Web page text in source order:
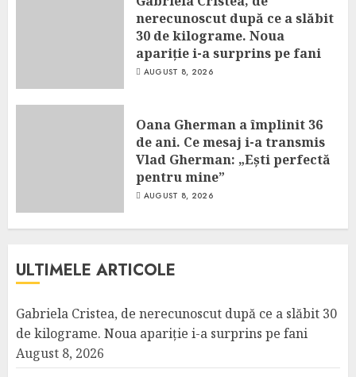
nerecunoscut după ce a slăbit
30 de kilograme. Noua
apariție i-a surprins pe fani
AUGUST 8, 2026
Oana Gherman a împlinit 36
de ani. Ce mesaj i-a transmis
Vlad Gherman: „Ești perfectă
pentru mine”
AUGUST 8, 2026
ULTIMELE ARTICOLE
Gabriela Cristea, de nerecunoscut după ce a slăbit 30
de kilograme. Noua apariție i-a surprins pe fani
August 8, 2026